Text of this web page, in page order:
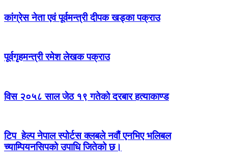
कांग्रेस नेता एवं पूर्वमन्त्री दीपक खड्का पक्राउ
पूर्वगृहमन्त्री रमेश लेखक पक्राउ
विस २०५८ साल जेठ १९ गतेको दरबार हत्याकाण्ड
टिप हेल्प नेपाल स्पोर्टस क्लबले नवौं एनभिए भलिबल
च्याम्पियनसिपको उपाधि जितेको छ।